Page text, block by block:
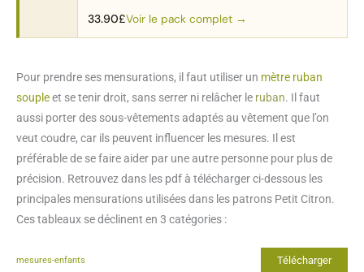
33.90£Voir le pack complet →
Pour prendre ses mensurations, il faut utiliser un mètre ruban
soupleet se tenir droit, sans serrer ni relâcher le ruban. Il faut
aussi porter des sous-vêtements adaptés au vêtement que l’on
veut coudre, car ils peuvent influencer les mesures. Il est
préférable de se faire aider par une autre personne pour plus de
précision. Retrouvez dans les pdf à télécharger ci-dessous les
principales mensurations utilisées dans les patrons Petit Citron.
Ces tableaux se déclinent en 3 catégories :
mesures-enfants Télécharger